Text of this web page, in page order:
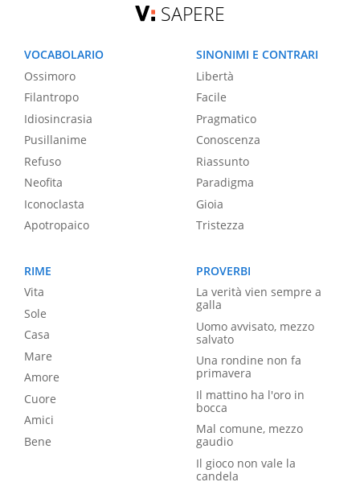
SAPERE
VOCABOLARIO
Ossimoro
Filantropo
Idiosincrasia
Pusillanime
Refuso
Neofita
Iconoclasta
Apotropaico
SINONIMI E CONTRARI
Libertà
Facile
Pragmatico
Conoscenza
Riassunto
Paradigma
Gioia
Tristezza
RIME
Vita
Sole
Casa
Mare
Amore
Cuore
Amici
Bene
PROVERBI
La verità vien sempre a
galla
Uomo avvisato, mezzo
salvato
Una rondine non fa
primavera
Il mattino ha l'oro in
bocca
Mal comune, mezzo
gaudio
Il gioco non vale la
candela